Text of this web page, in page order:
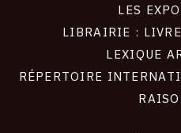
LES
LIBRAIRIE :
LEXIQUE
RÉPERTOIRE